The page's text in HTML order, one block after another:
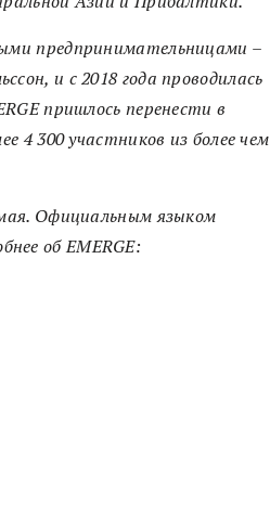
предпринимательницами –
и с 2018 года проводилась
пришлось перенести в
4 300 участников из более чем
Официальным языком
об EMERGE: